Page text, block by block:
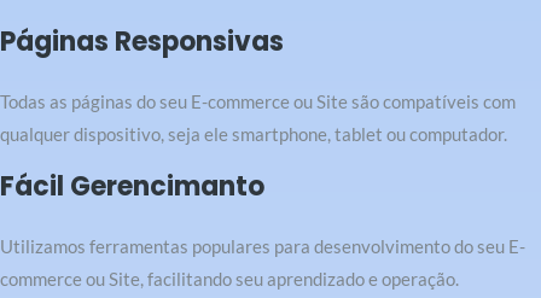
Páginas Responsivas
Todas as páginas do seu E-commerce ou Site são compatíveis com
qualquer dispositivo, seja ele smartphone, tablet ou computador.
Fácil Gerencimanto
Utilizamos ferramentas populares para desenvolvimento do seu E-
commerce ou Site, facilitando seu aprendizado e operação.